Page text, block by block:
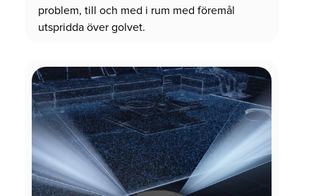
problem, till och med i rum med föremål
utspridda över golvet.